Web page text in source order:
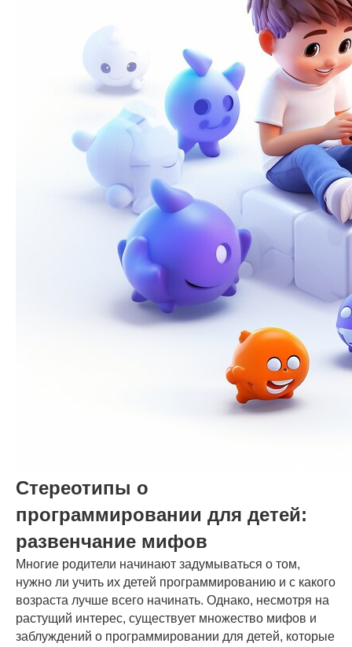
Стереотипы о
программировании для детей:
развенчание мифов
Многие родители начинают задумываться о том,
нужно ли учить их детей программированию и с какого
возраста лучше всего начинать. Однако, несмотря на
растущий интерес, существует множество мифов и
заблуждений о программировании для детей, которые